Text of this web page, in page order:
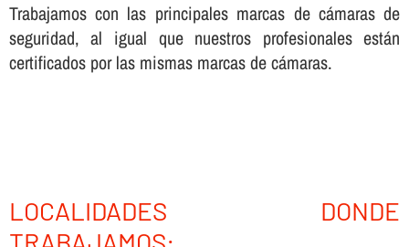
Trabajamos con las principales marcas de cámaras de
seguridad, al igual que nuestros profesionales están
certificados por las mismas marcas de cámaras.
LOCALIDADES DONDE